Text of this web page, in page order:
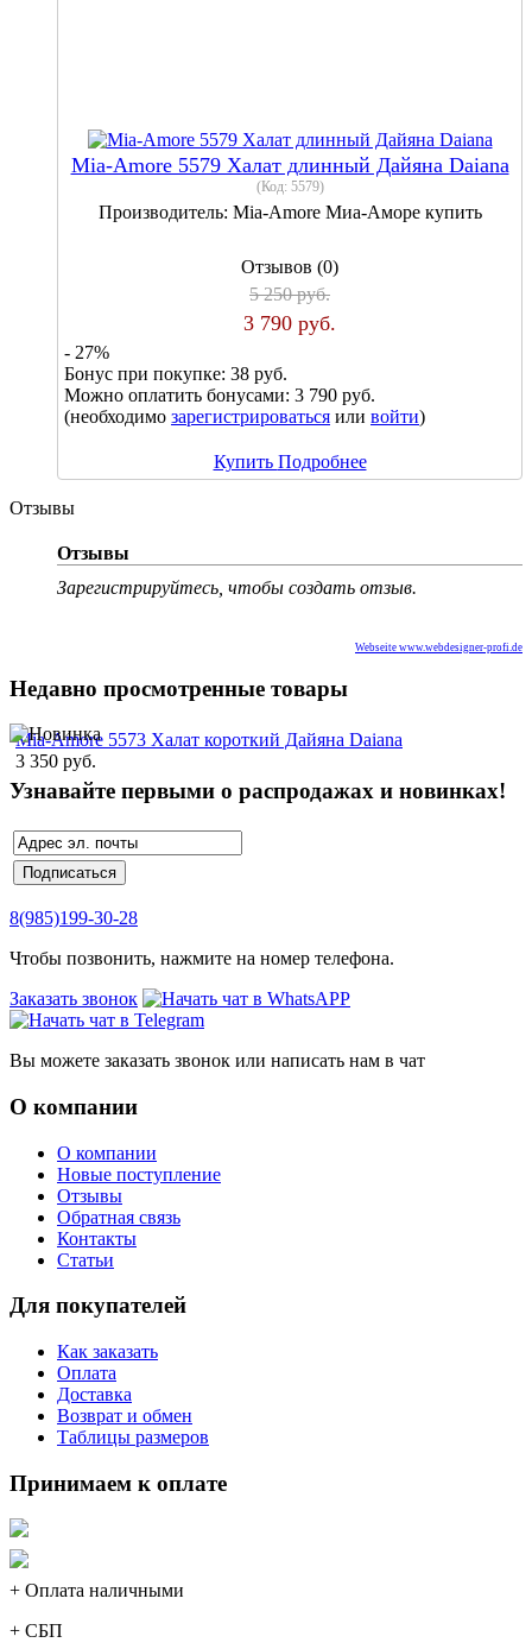
Mia-Amore 5579 Халат длинный Дайяна Daiana
(Код: 5579)
Производитель: Mia-Amore Миа-Аморе купить
Отзывов (0)
5 250 руб.
3 790 руб.
- 27%
Бонус при покупке: 38 руб.
Можно оплатить бонусами: 3 790 руб.
(необходимо зарегистрироваться или войти)
Купить Подробнее
Отзывы
Отзывы
Зарегистрируйтесь, чтобы создать отзыв.
Webseite www.webdesigner-profi.de
Недавно просмотренные товары
Mia-Amore 5573 Халат короткий Дайяна Daiana
3 350 руб.
Узнавайте первыми о распродажах и новинках!
8(985)199-30-28
Чтобы позвонить, нажмите на номер телефона.
Заказать звонок
Вы можете заказать звонок или написать нам в чат
О компании
О компании
Новые поступление
Отзывы
Обратная связь
Контакты
Статьи
Для покупателей
Как заказать
Оплата
Доставка
Возврат и обмен
Таблицы размеров
Принимаем к оплате
+ Оплата наличными
+ СБП